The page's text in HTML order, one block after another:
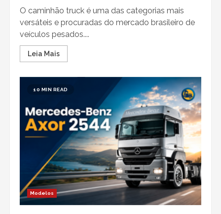
O caminhão truck é uma das categorias mais
versáteis e procuradas do mercado brasileiro de
veículos pesados....
Leia Mais
10 MIN READ
Modelos